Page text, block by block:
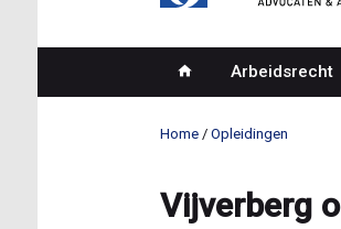
Hoofdnavigatie
Arbeidsrecht
Home Opleidingen
Vijverberg